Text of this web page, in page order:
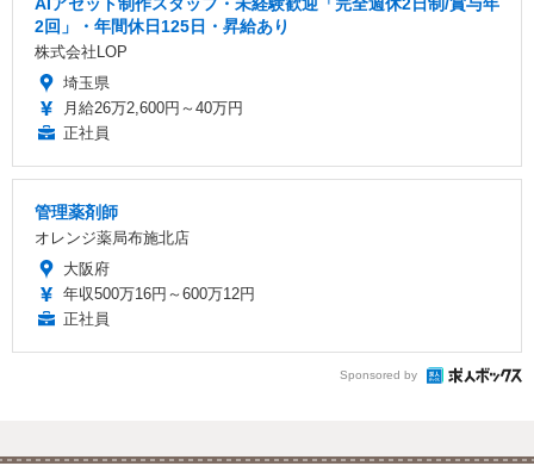
2回」・年間休日125日・昇給あり
株式会社LOP
埼玉県
月給26万2,600円～40万円
正社員
管理薬剤師
オレンジ薬局布施北店
大阪府
年収500万16円～600万12円
正社員
Sponsored by